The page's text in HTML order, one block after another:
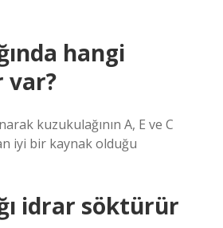
hangi
kuzukulağının A, E ve C
iyi bir kaynak olduğu
idrar söktürür